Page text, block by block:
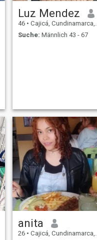
Luz Mendez
46 • Cajicá, Cundinamarca, Kolumbien
Suche: Männlich 43 - 67
anita
26 • Cajicá, Cundinamarca, Kolumbien